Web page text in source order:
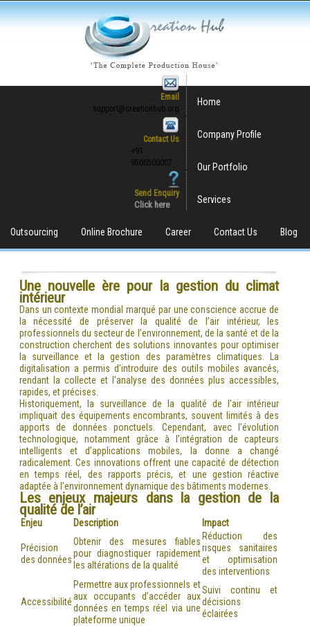
Email
support@creationhub.org
Contact Us
+91
9506500007
Send Enquiry
Click here
Home
Company Profile
Our Portfolio
Services
Outsourcing Online Brochure Career Contact Us Blog
Une nouvelle ère pour la gestion du climat
intérieur
Dans un contexte mondial marqué par une conscience accrue de
la nécessité de préserver la qualité de l’air intérieur, les
professionnels du secteur de l’environnement, de la santé et de la
construction cherchent des solutions innovantes pour optimiser
la surveillance et la gestion des paramètres climatiques. La
digitalisation a permis d’introduire des outils mobiles avancés,
rendant la collecte et l’analyse des données plus accessibles,
rapides, et précises.
Historiquement, la surveillance de la qualité de l’air intérieur
impliquait des équipements encombrants, souvent limités à des
apports de données ponctuels. Cependant, avec l’évolution
technologique, notamment grâce à l’intégration de capteurs
intelligents et d’applications mobiles, la donne a changé
radicalement. Ces innovations offrent une capacité de détection
en temps réel, des rapports précis, et une gestion réactive
adaptée à l’environnement dynamique des bâtiments modernes.
Les enjeux majeurs dans la gestion de la
qualité de l’air
Enjeu Description Impact
Précision
des données
Obtenir des mesures fiables
pour diagnostiquer rapidement
les altérations de la qualité
Réduction des
risques sanitaires
et optimisation
des interventions
Accessibilité
Permettre aux professionnels et
aux occupants d’accéder aux
données en temps réel via une
plateforme unique
Suivi continu et
décisions
éclairées